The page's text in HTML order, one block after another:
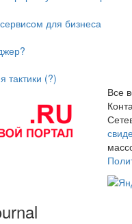
для бизнеса
тактики (?)
Все